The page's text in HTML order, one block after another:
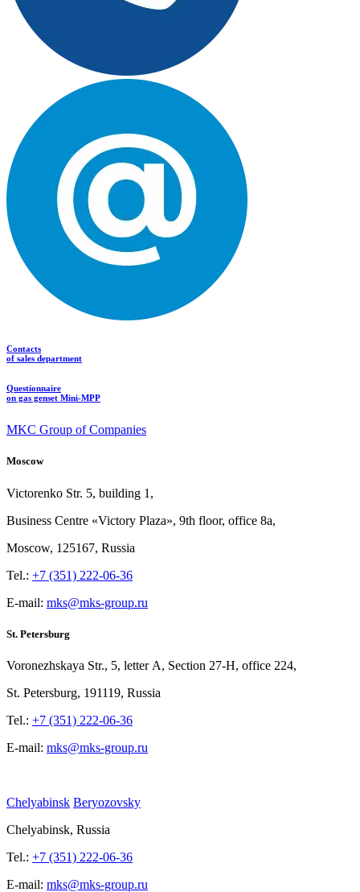
Contacts
of sales department
Questionnaire
on gas genset Mini-MPP
MKC Group of Companies
Moscow
Victorenko Str. 5, building 1,
Business Centre «Victory Plaza», 9th floor, office 8a,
Moscow, 125167, Russia
Tel.: +7 (351) 222-06-36
E-mail: mks@mks-group.ru
St. Petersburg
Voronezhskaya Str., 5, letter A, Section 27-Н, office 224,
St. Petersburg, 191119, Russia
Tel.: +7 (351) 222-06-36
E-mail: mks@mks-group.ru
Chelyabinsk Beryozovsky
Chelyabinsk, Russia
Tel.: +7 (351) 222-06-36
E-mail: mks@mks-group.ru